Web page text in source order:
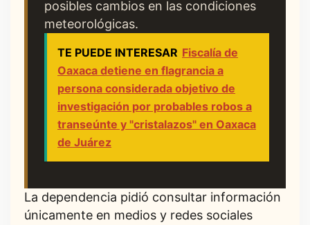
posibles cambios en las condiciones
meteorológicas.
TE PUEDE INTERESAR Fiscalía de
Oaxaca detiene en flagrancia a
persona considerada objetivo de
investigación por probables robos a
transeúnte y "cristalazos" en Oaxaca
de Juárez
La dependencia pidió consultar información
únicamente en medios y redes sociales